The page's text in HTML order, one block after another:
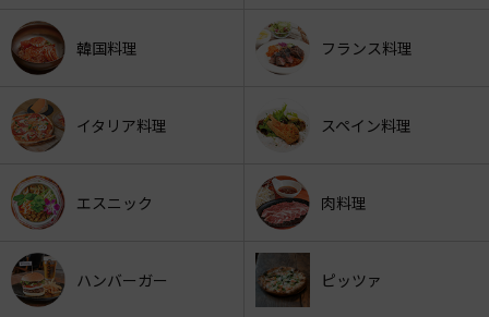
韓国料理 フランス料理
イタリア料理 スペイン料理
エスニック 肉料理
ハンバーガー ピッツァ